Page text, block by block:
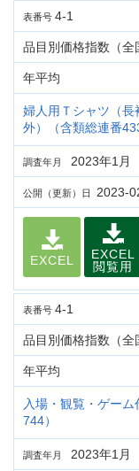
表番号 4-1
品目別価格指数（全
年平均
婦人用Ｔシャツ（長
外）（含類総連番
調査年月 2023年1月
公開（更新）日 2023-
EXCEL
EXCEL
閲覧用
表番号 4-1
品目別価格指数（全
年平均
入場・観覧・ゲー
744）
調査年月 2023年1月